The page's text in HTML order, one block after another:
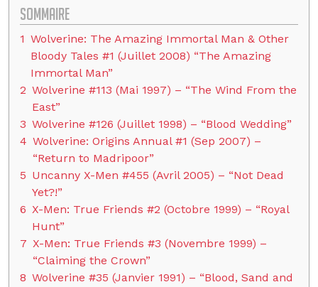
Sommaire
1 Wolverine: The Amazing Immortal Man & Other
Bloody Tales #1 (Juillet 2008) “The Amazing
Immortal Man”
2 Wolverine #113 (Mai 1997) – “The Wind From the
East”
3 Wolverine #126 (Juillet 1998) – “Blood Wedding”
4 Wolverine: Origins Annual #1 (Sep 2007) –
“Return to Madripoor”
5 Uncanny X-Men #455 (Avril 2005) – “Not Dead
Yet?!”
6 X-Men: True Friends #2 (Octobre 1999) – “Royal
Hunt”
7 X-Men: True Friends #3 (Novembre 1999) –
“Claiming the Crown”
8 Wolverine #35 (Janvier 1991) – “Blood, Sand and